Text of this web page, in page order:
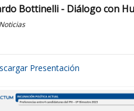
Bottinelli - Diálogo con
Presentación